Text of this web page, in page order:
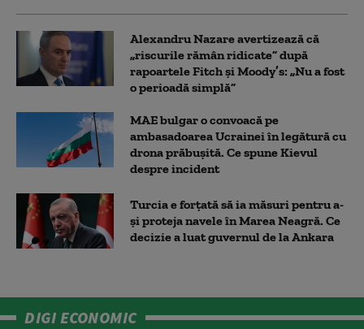
Alexandru Nazare avertizează că
„riscurile rămân ridicate” după
rapoartele Fitch și Moody’s: „Nu a fost
o perioadă simplă”
MAE bulgar o convoacă pe
ambasadoarea Ucrainei în legătură cu
drona prăbuşită. Ce spune Kievul
despre incident
Turcia e forțată să ia măsuri pentru a-
și proteja navele în Marea Neagră. Ce
decizie a luat guvernul de la Ankara
DIGI ECONOMIC